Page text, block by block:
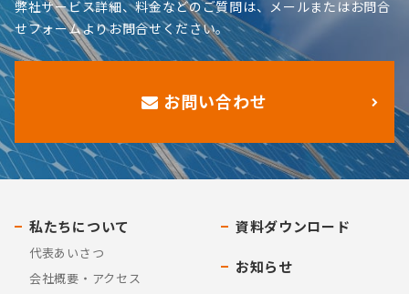
弊社サービス詳細、料金などのご質問は、メールまたはお問合
せフォームよりお問合せください。
お問い合わせ
私たちについて
代表あいさつ
会社概要・アクセス
資料ダウンロード
お知らせ